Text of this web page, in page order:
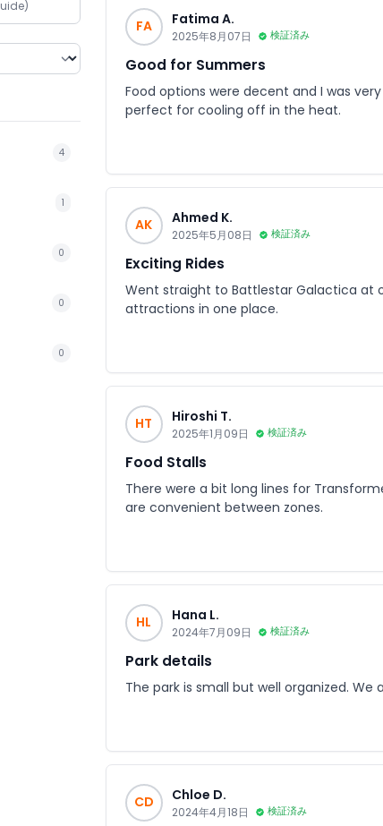
4
1
0
0
0
FA Fatima A.
2025年8月07日 検証済み
Good for Summers
Food options were decent and I was
perfect for cooling off in the heat.
AK Ahmed K.
2025年5月08日 検証済み
Exciting Rides
Went straight to Battlestar Galactica at
attractions in one place.
HT Hiroshi T.
2025年1月09日 検証済み
Food Stalls
There were a bit long lines for
are convenient between zones.
HL Hana L.
2024年7月09日 検証済み
Park details
The park is small but well organized.
CD Chloe D.
2024年4月18日 検証済み